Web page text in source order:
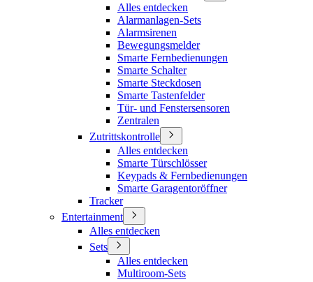
Alles entdecken
Alarmanlagen-Sets
Alarmsirenen
Bewegungsmelder
Smarte Fernbedienungen
Smarte Schalter
Smarte Steckdosen
Smarte Tastenfelder
Tür- und Fenstersensoren
Zentralen
Zutrittskontrolle
Alles entdecken
Smarte Türschlösser
Keypads & Fernbedienungen
Smarte Garagentoröffner
Tracker
Entertainment
Alles entdecken
Sets
Alles entdecken
Multiroom-Sets